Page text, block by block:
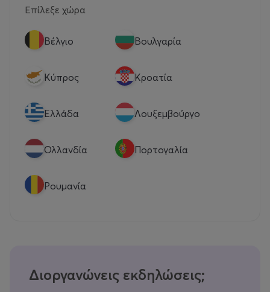
Επίλεξε χώρα
Βέλγιο Βουλγαρία
Κύπρος Κροατία
Eλλάδα Λουξεμβούργο
Ολλανδία Πορτογαλία
Ρουμανία
Διοργανώνεις εκδηλώσεις;